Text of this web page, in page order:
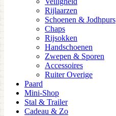
Rijlaarzen
Schoenen & Jodhpurs
Chaps
Rijsokken
Handschoenen
Zwepen & Sporen
Accessoires
Ruiter Overige
Paard
Mini-Shop
Stal & Trailer
Cadeau & Zo